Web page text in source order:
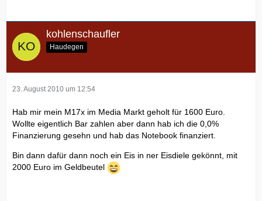
kohlenschaufler
Haudegen
23. August 2010 um 12:54
Hab mir mein M17x im Media Markt geholt für 1600 Euro.
Wollte eigentlich Bar zahlen aber dann hab ich die 0,0%
Finanzierung gesehn und hab das Notebook finanziert.
Bin dann dafür dann noch ein Eis in ner Eisdiele gekönnt, mit
2000 Euro im Geldbeutel